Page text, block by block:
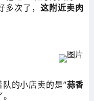
多次了，这附近卖肉
队的小店卖的是“蒜香